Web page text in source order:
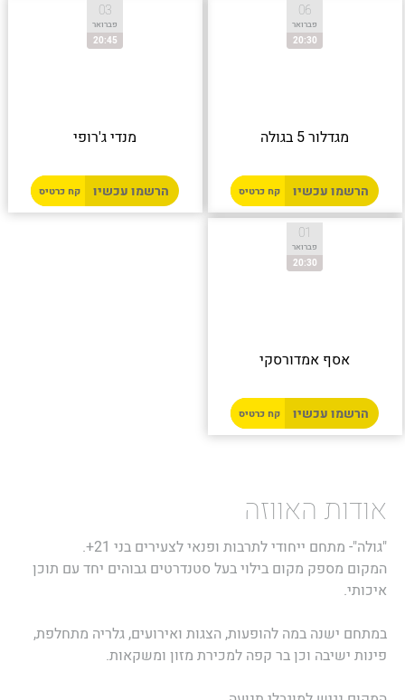
06
פברואר
20:30
מגדלור 5 בגולה
הרשמו עכשיו קח כרטיס
03
פברואר
20:45
מנדי ג'רופי
הרשמו עכשיו קח כרטיס
01
פברואר
20:30
אסף אמדורסקי
הרשמו עכשיו קח כרטיס
אודות האווזה
"גולה"- מתחם ייחודי לתרבות ופנאי לצעירים בני 21+.
המקום מספק מקום בילוי בעל סטנדרטים גבוהים יחד עם תוכן
איכותי.
במתחם ישנה במה להופעות, הצגות ואירועים, גלריה מתחלפת,
פינות ישיבה וכן בר קפה למכירת מזון ומשקאות.